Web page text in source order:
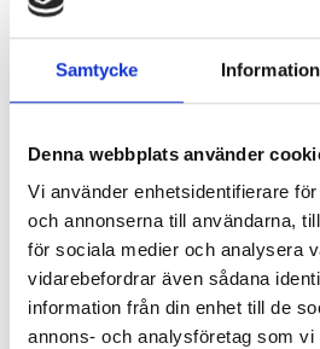
Samtycke Information
Denna webbplats använder
Vi använder enhetsidentifierare
och annonserna till användarna,
för sociala medier och analysera
vidarebefordrar även sådana
information från din enhet till de
annons- och analysföretag som vi
Överspänningsskydd CM
Överspänningsskydd DM
kV/kA:
1
Ljusstyrning
Ljusstyrning:
Antal DALI-adresser:
1
Sensor: